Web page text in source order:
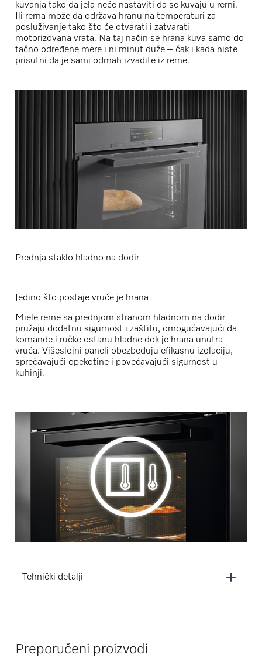
kuvanja tako da jela neće nastaviti da se kuvaju u rerni.
Ili rerna može da održava hranu na temperaturi za
posluživanje tako što će otvarati i zatvarati
motorizovana vrata. Na taj način se hrana kuva samo do
tačno određene mere i ni minut duže – čak i kada niste
prisutni da je sami odmah izvadite iz rerne.
Prednja staklo hladno na dodir
Jedino što postaje vruće je hrana
Miele rerne sa prednjom stranom hladnom na dodir
pružaju dodatnu sigurnost i zaštitu, omogućavajući da
komande i ručke ostanu hladne dok je hrana unutra
vruća. Višeslojni paneli obezbeđuju efikasnu izolaciju,
sprečavajući opekotine i povećavajući sigurnost u
kuhinji.
Tehnički detalji
Preporučeni proizvodi